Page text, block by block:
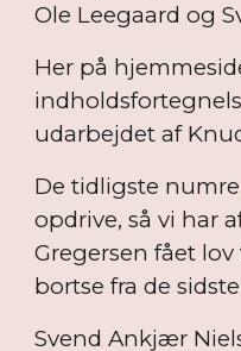
Ole Leegaard og
Her på
udarbejdet af
De tidligste
opdrive, så vi har
Gregersen fået
bortse fra de
Svend Ankjær